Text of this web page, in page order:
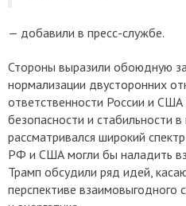
— добавили в пресс-службе.
Стороны выразили обоюдную
нормализации двусторонних
ответственности России и США
безопасности и стабильности
рассматривался широкий
РФ и США могли бы наладить
Трамп обсудили ряд идей,
перспективе взаимовыгодного